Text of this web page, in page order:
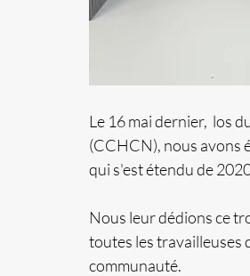
Le 16 mai dernier,  los
(CCHCN), nous avons
qui s'est étendu de
Nous leur dédions ce
toutes les travailleuses
communauté.